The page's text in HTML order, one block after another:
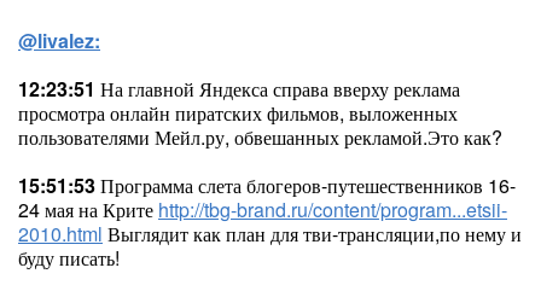
@livalez:
12:23:51 На главной Яндекса справа вверху реклама
просмотра онлайн пиратских фильмов, выложенных
пользователями Мейл.ру, обвешанных рекламой.Это как?
15:51:53Программа слета блогеров-путешественников 16-
24 мая на Крите http://tbg-brand.ru/content/program...etsii-
2010.html Выглядит как план для тви-трансляции,по нему и
буду писать!